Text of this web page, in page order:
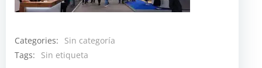
Categories:
Sin categoría
Tags:
Sin etiqueta